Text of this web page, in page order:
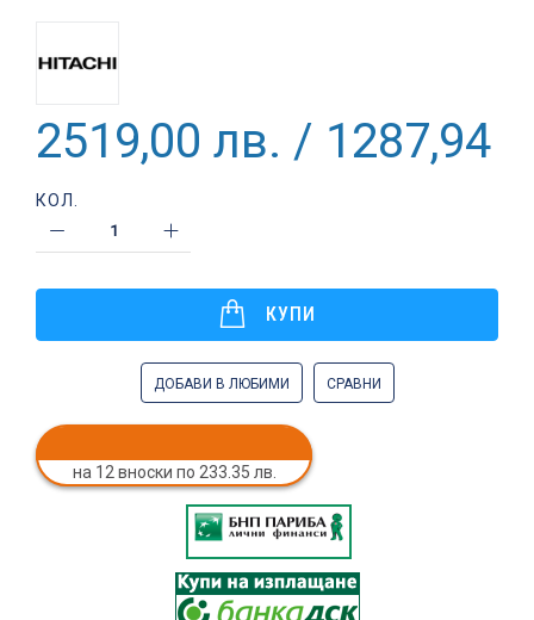
2519,00 лв. / 1287,94 €
КОЛ.
КУПИ
ДОБАВИ В ЛЮБИМИ СРАВНИ
на 12 вноски по 233.35 лв.